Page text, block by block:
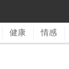
健康 情感